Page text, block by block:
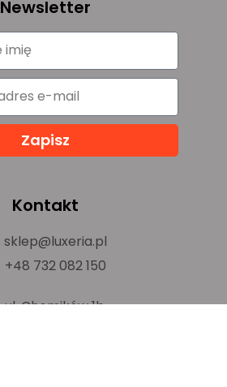
Newsletter
Zapisz
Kontakt
sklep@luxeria.pl
+48 732 082 150
ul. Chemików 1b,